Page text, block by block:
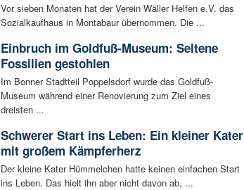
Vor sieben Monaten hat der Verein Wäller Helfen e.V. das
Sozialkaufhaus in Montabaur übernommen. Die ...
Einbruch im Goldfuß-Museum: Seltene
Fossilien gestohlen
Im Bonner Stadtteil Poppelsdorf wurde das Goldfuß-
Museum während einer Renovierung zum Ziel eines
dreisten ...
Schwerer Start ins Leben: Ein kleiner Kater
mit großem Kämpferherz
Der kleine Kater Hümmelchen hatte keinen einfachen Start
ins Leben. Das hielt ihn aber nicht davon ab, ...